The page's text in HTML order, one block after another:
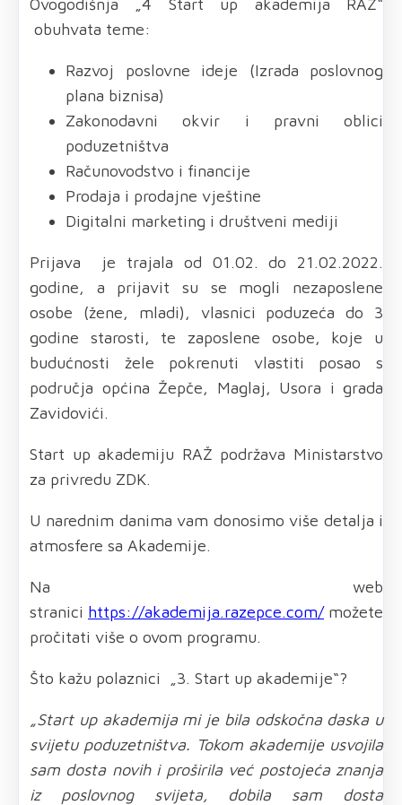
obuhvata teme:
Razvoj poslovne ideje (Izrada poslovnog
plana biznisa)
Zakonodavni okvir i pravni oblici
poduzetništva
Računovodstvo i financije
Prodaja i prodajne vještine
Digitalni marketing i društveni mediji
Prijava je trajala od 01.02. do 21.02.2022.
godine, a prijavit su se mogli nezaposlene
osobe (žene, mladi), vlasnici poduzeća do 3
godine starosti, te zaposlene osobe, koje u
budućnosti žele pokrenuti vlastiti posao s
područja općina Žepče, Maglaj, Usora i grada
Zavidovići.
Start up akademiju RAŽ podržava Ministarstvo
za privredu ZDK.
U narednim danima vam donosimo više detalja i
atmosfere sa Akademije.
Na web
stranici https://akademija.razepce.com/možete
pročitati više o ovom programu.
Što kažu polaznici „3. Start up akademije“?
„Start up akademija mi je bila odskočna daska u
svijetu poduzetništva. Tokom akademije usvojila
sam dosta novih i proširila već postojeća znanja
iz poslovnog svijeta, dobila sam dosta